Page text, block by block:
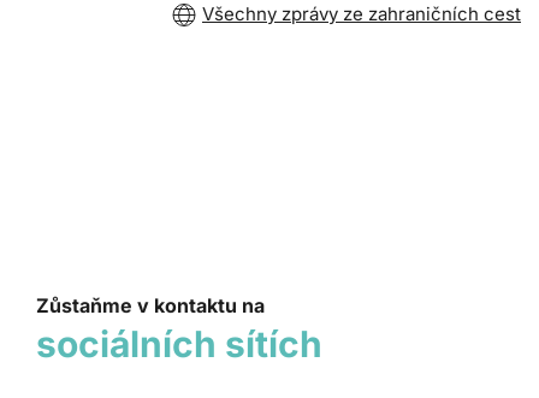
Všechny zprávy ze zahraničních cest
Zůstaňme v kontaktu na
sociálních sítích